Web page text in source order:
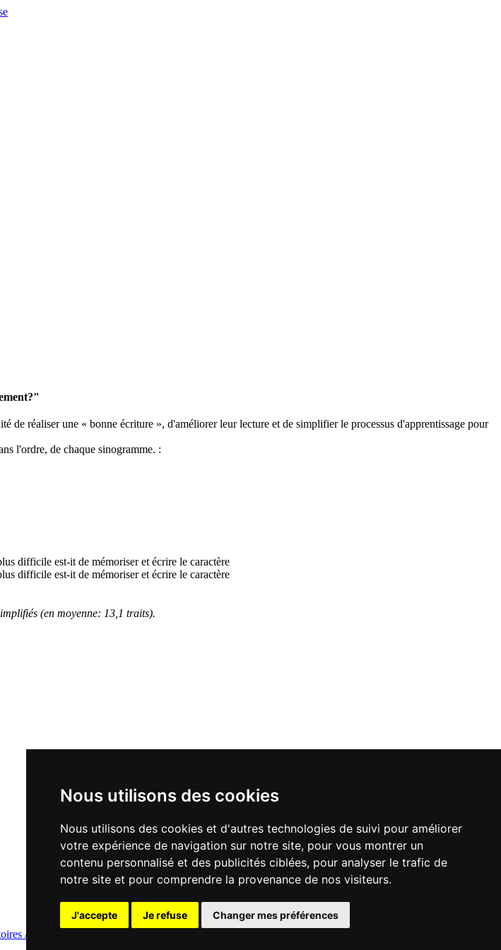
Nous utilisons des cookies
Nous utilisons des cookies et d'autres technologies de suivi pour améliorer
votre expérience de navigation sur notre site, pour vous montrer un
contenu personnalisé et des publicités ciblées, pour analyser le trafic de
notre site et pour comprendre la provenance de nos visiteurs.
J'accepte Je refuse Changer mes préférences
réaliser une « bonne écriture », d'améliorer leur lecture et de simplifier le processus d'apprentissage pour
l'ordre, de chaque sinogramme. :
(en moyenne: 13,1 traits).
/ contact